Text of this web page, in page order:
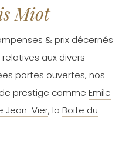
Miot
& prix décernés
aux divers
portes ouvertes, nos
prestige comme Emile
Jean-Vier, la Boite du